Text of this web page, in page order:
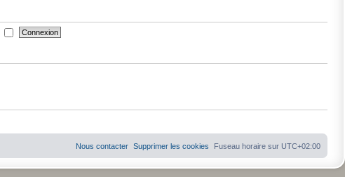
Fuseau horaire sur UTC+02:00
Supprimer les cookies
Nous contacter